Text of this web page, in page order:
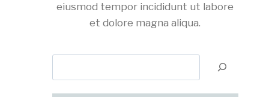
eiusmod tempor incididunt ut labore
et dolore magna aliqua.